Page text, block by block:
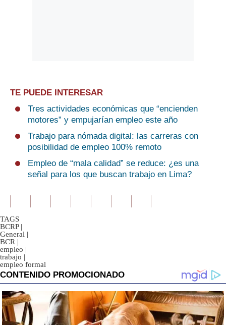
TE PUEDE INTERESAR
Tres actividades económicas que “encienden
motores” y empujarían empleo este año
Trabajo para nómada digital: las carreras con
posibilidad de empleo 100% remoto
Empleo de “mala calidad” se reduce: ¿es una
señal para los que buscan trabajo en Lima?
TAGS
BCRP |
General |
BCR |
empleo |
trabajo |
empleo formal